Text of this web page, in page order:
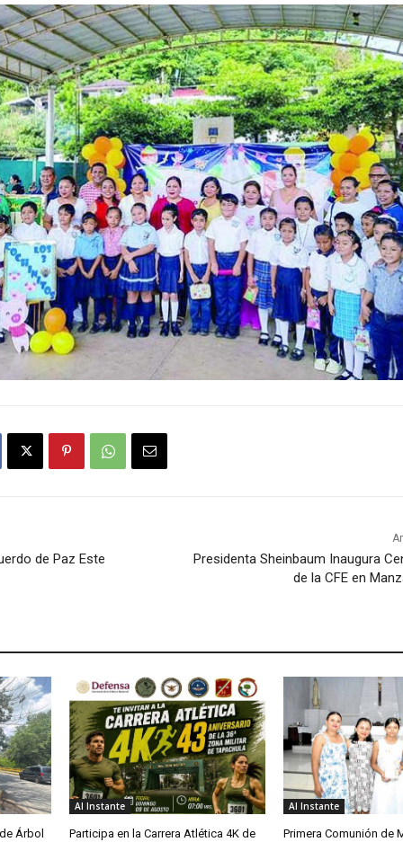
de Paz Este
Presidenta Sheinbaum Inaugura
de la CFE en
Árbol
Al Instante
Participa en la Carrera Atlética 4K de
Al Instante
Primera Comunión de